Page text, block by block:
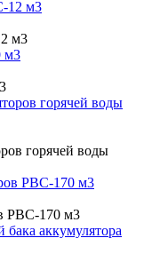
м3
горячей воды
РВС-170 м3